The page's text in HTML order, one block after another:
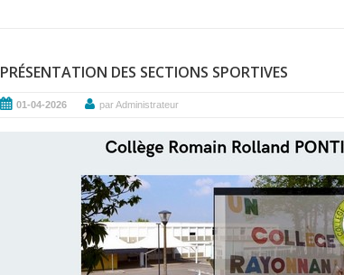
PRÉSENTATION DES SECTIONS SPORTIVES
01-04-2026 par Administrateur